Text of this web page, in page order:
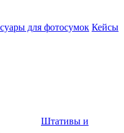
для фотосумок Кейсы
Штативы и